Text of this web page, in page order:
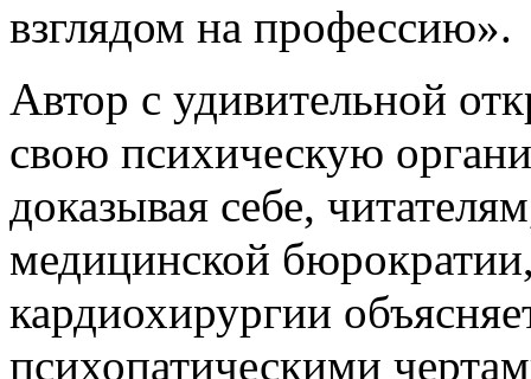
взглядом на профессию».
Автор с удивительной
свою психическую
доказывая себе,
медицинской
кардиохирургии
психопатическими